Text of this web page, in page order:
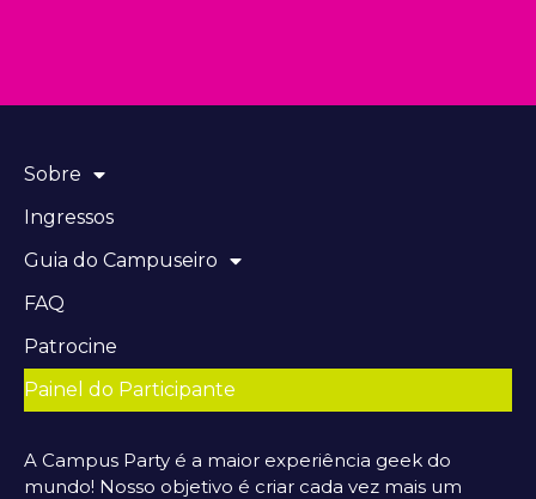
Sobre
Ingressos
Guia do Campuseiro
FAQ
Patrocine
Painel do Participante
A Campus Party é a maior experiência geek do
mundo! Nosso objetivo é criar cada vez mais um